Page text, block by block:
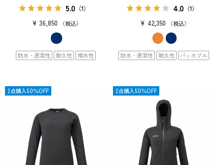
5.0 （1）
¥ 36,850 税込
防水・透湿性 耐久性 撥水性
4.0 （1）
¥ 42,350 税込
防水・透湿性 耐久性 パッカブル
OUTLET
2点購入50％OFF OUTLET
2点購入50％OFF